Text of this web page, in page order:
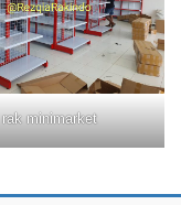
rak minimarket